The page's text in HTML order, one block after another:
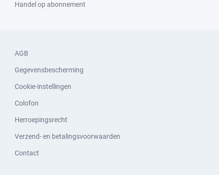
Handel op abonnement
AGB
Gegevensbescherming
Cookie-instellingen
Colofon
Herroepingsrecht
Verzend- en betalingsvoorwaarden
Contact